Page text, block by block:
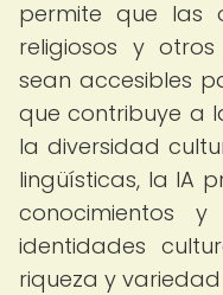
permite que las
religiosos y
sean accesibles
que contribuye a
la diversidad
lingüísticas, la IA
conocimientos
identidades
riqueza y